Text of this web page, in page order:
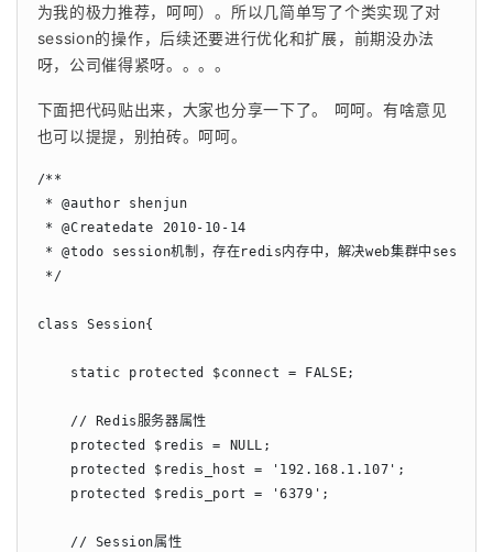
为我的极力推荐，呵呵）。所以几简单写了个类实现了对
session的操作，后续还要进行优化和扩展，前期没办法
呀，公司催得紧呀。。。。
下面把代码贴出来，大家也分享一下了。
呵呵。有啥意见
也可以提提，别拍砖。呵呵。
/**
* @author shenjun
* @Createdate 2010-10-14
* @todo session机制，存在redis内存中，解决web集群中session
*/
class Session{
    static protected $connect = FALSE;
    // Redis服务器属性
    protected $redis = NULL;
    protected $redis_host = '192.168.1.107';
    protected $redis_port = '6379';
    // Session属性